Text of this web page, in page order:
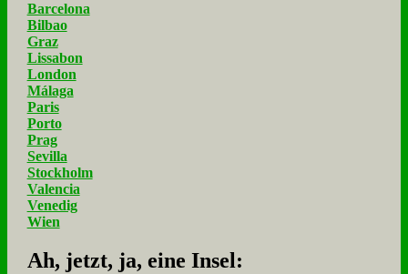
Barcelona
Bilbao
Graz
Lissabon
London
Málaga
Paris
Porto
Prag
Sevilla
Stockholm
Valencia
Venedig
Wien
Ah, jetzt, ja, ei­ne In­sel: